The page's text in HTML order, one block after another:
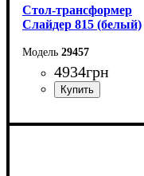
Стол-трансформер
Слайдер 815 (белый)
29457
4934грн
Длина: 81,5 (+81,5) см